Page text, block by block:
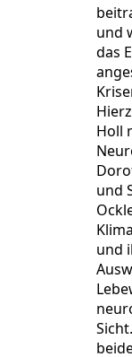
und
das
Holl
und
und